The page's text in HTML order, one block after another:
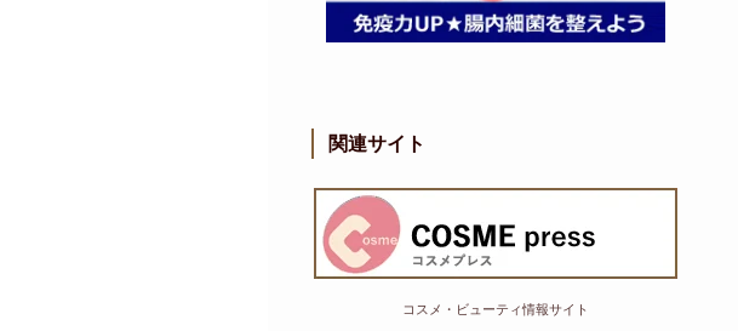
関連サイト
コスメ・ビューティ情報サイト